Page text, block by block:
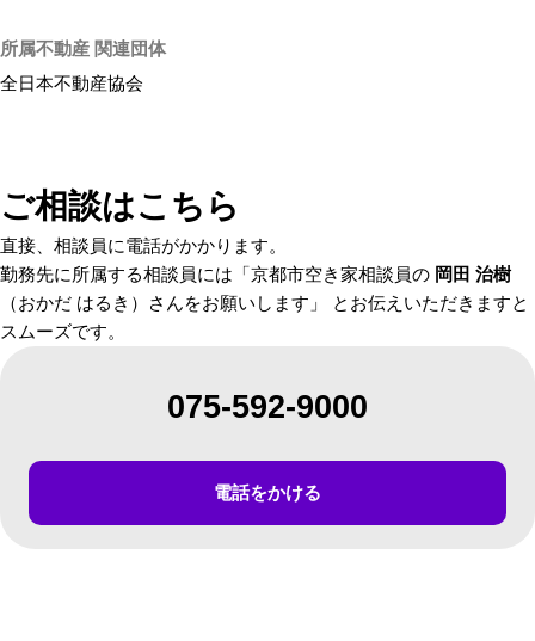
所属不動産 関連団体
全日本不動産協会
ご相談はこちら
直接、相談員に電話がかかります。
勤務先に所属する相談員には「京都市空き家相談員の 岡田 治樹
（おかだ はるき）さんをお願いします」 とお伝えいただきますと
スムーズです。
075-592-9000
電話をかける